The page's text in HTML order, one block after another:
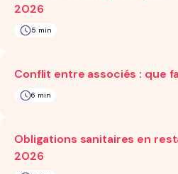
2026
5 min
Conflit entre associés : que
6 min
Obligations sanitaires en
2026